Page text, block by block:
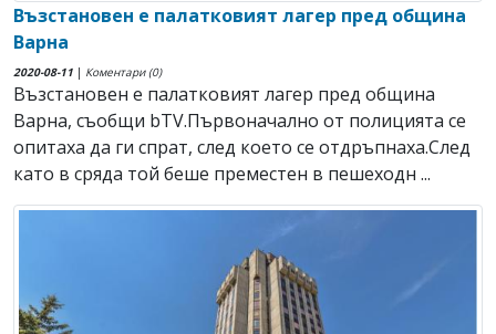
Възстановен е палатковият лагер пред община
Варна
2020-08-11 | Коментари (0)
Възстановен е палатковият лагер пред община
Варна, съобщи bTV.Първоначално от полицията се
опитаха да ги спрат, след което се отдръпнаха.След
като в сряда той беше преместен в пешеходн ...